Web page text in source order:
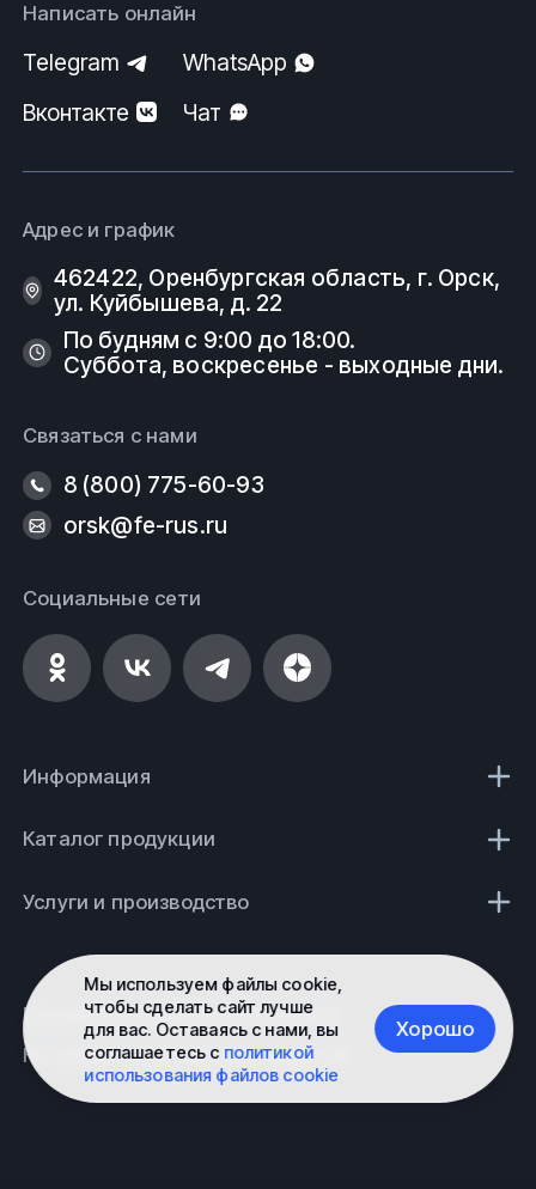
Мы используем файлы cookie,
чтобы сделать сайт лучше
для вас. Оставаясь с нами, вы
соглашаетесь с политикой
использования файлов cookie
Хорошо
Написать онлайн
Telegram
WhatsApp
Вконтакте
Чат
Адрес и график
462422, Оренбургская область, г. Орск,
ул. Куйбышева, д. 22
По будням с 9:00 до 18:00.
Суббота, воскресенье - выходные дни.
Связаться с нами
8 (800) 775-60-93
orsk@fe-rus.ru
Социальные сети
Информация
Каталог продукции
Услуги и производство
Не является публичной офертой
Политика конфиденциальности